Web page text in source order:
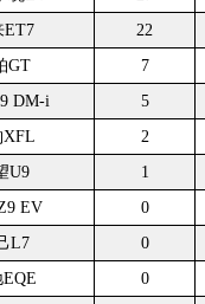
ET7
22
GT
7
DM-i
5
XFL
2
U9
1
EV
0
L7
0
0